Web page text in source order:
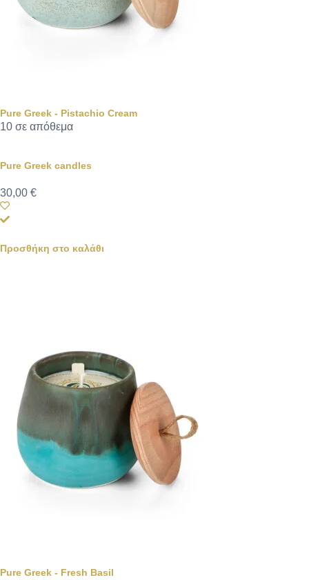
Pure Greek - Pistachio Cream
10 σε απόθεμα
Pure Greek candles
30,00 €
Προσθήκη στο καλάθι
Pure Greek - Fresh Basil